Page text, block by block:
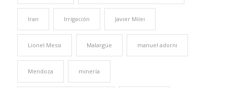
Iran Irrigación Javier Milei
Lionel Messi Malargüe manuel adorni
Mendoza minería